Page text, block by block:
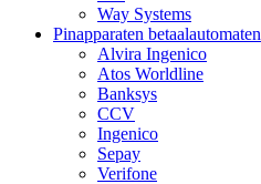
Way Systems
Pinapparaten betaalautomaten
Alvira Ingenico
Atos Worldline
Banksys
CCV
Ingenico
Sepay
Verifone